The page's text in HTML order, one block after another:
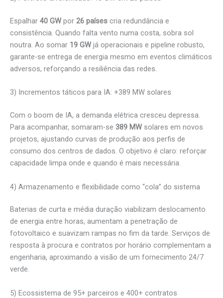
Espalhar 40 GW por 26 países cria redundância e
consistência. Quando falta vento numa costa, sobra sol
noutra. Ao somar 19 GW já operacionais e pipeline robusto,
garante-se entrega de energia mesmo em eventos climáticos
adversos, reforçando a resiliência das redes.
3) Incrementos táticos para IA: +389 MW solares
Com o boom de IA, a demanda elétrica cresceu depressa.
Para acompanhar, somaram-se 389 MW solares em novos
projetos, ajustando curvas de produção aos perfis de
consumo dos centros de dados. O objetivo é claro: reforçar
capacidade limpa onde e quando é mais necessária.
4) Armazenamento e flexibilidade como “cola” do sistema
Baterias de curta e média duração viabilizam deslocamento
de energia entre horas, aumentam a penetração de
fotovoltaico e suavizam rampas no fim da tarde. Serviços de
resposta à procura e contratos por horário complementam a
engenharia, aproximando a visão de um fornecimento 24/7
verde.
5) Ecossistema de 95+ parceiros e 400+ contratos